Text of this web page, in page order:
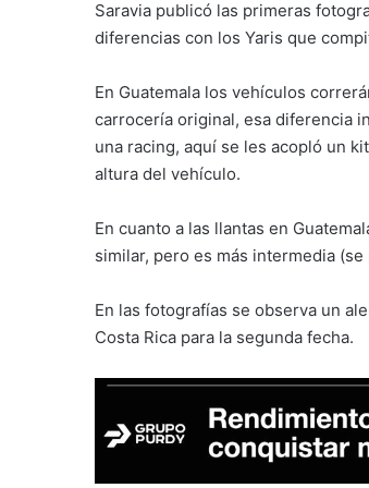
Saravia publicó las primeras
diferencias con los Yaris que
En Guatemala los vehículos
carrocería original, esa diferencia
una racing, aquí se les acopló un
altura del vehículo.
En cuanto a las llantas en
similar, pero es más intermedia
En las fotografías se observa un
Costa Rica para la segunda fecha.